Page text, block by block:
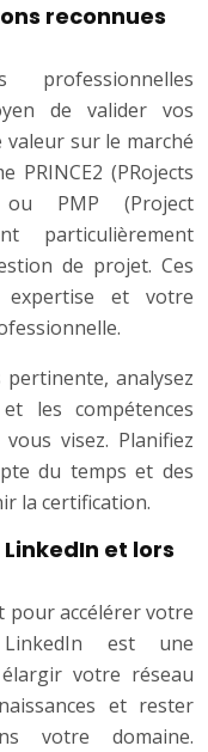
reconnues
professionnelles
de valider vos
valeur sur le marché
PRINCE2 (PRojects
ou PMP (Project
particulièrement
de projet. Ces
expertise et votre
analysez
les compétences
visez. Planifiez
du temps et des
la certification.
et lors
pour accélérer votre
LinkedIn est une
votre réseau
et rester
votre domaine.